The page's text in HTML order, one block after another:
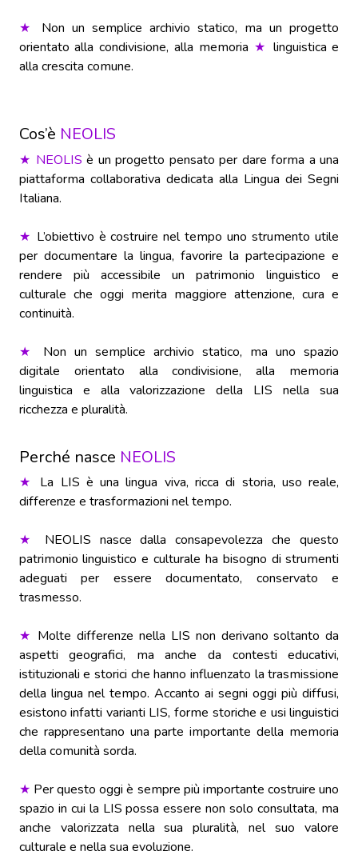
★
Non un semplice archivio statico, ma un progetto
orientato alla condivisione, alla memoria ★ linguistica e
alla crescita comune.
Cos’è NEOLIS
★ NEOLIS è un progetto pensato per dare forma a una
piattaforma collaborativa dedicata alla Lingua dei Segni
Italiana.
★ L’obiettivo è costruire nel tempo uno strumento utile
per documentare la lingua, favorire la partecipazione e
rendere più accessibile un patrimonio linguistico e
culturale che oggi merita maggiore attenzione, cura e
continuità.
★
Non un semplice archivio statico, ma uno spazio
digitale orientato alla condivisione, alla memoria
linguistica e alla valorizzazione della LIS nella sua
ricchezza e pluralità.
Perché nasce NEOLIS
★
La LIS è una lingua viva, ricca di storia, uso reale,
differenze e trasformazioni nel tempo.
★
NEOLIS nasce dalla consapevolezza che questo
patrimonio linguistico e culturale ha bisogno di strumenti
adeguati per essere documentato, conservato e
trasmesso.
★ Molte differenze nella LIS non derivano soltanto da
aspetti geografici, ma anche da contesti educativi,
istituzionali e storici che hanno influenzato la trasmissione
della lingua nel tempo. Accanto ai segni oggi più diffusi,
esistono infatti varianti LIS, forme storiche e usi linguistici
che rappresentano una parte importante della memoria
della comunità sorda.
★ Per questo oggi è sempre più importante costruire uno
spazio in cui la LIS possa essere non solo consultata, ma
anche valorizzata nella sua pluralità, nel suo valore
culturale e nella sua evoluzione.